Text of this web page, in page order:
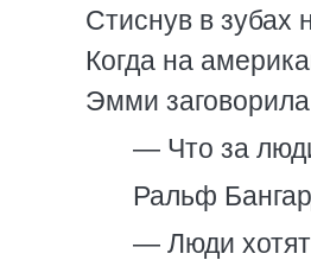
Стиснув в зубах
Когда на
Эмми
— Что за
Ральф
— Люди хотят